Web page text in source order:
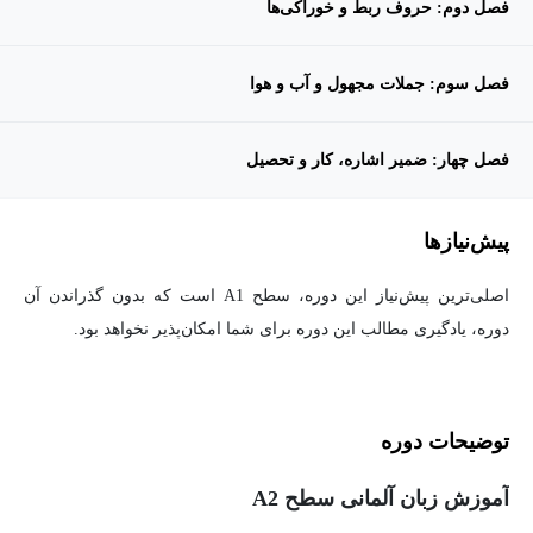
فصل دوم: حروف ربط و خوراکی‌ها
فصل سوم: جملات مجهول و آب و هوا
فصل چهار: ضمیر اشاره، کار و تحصیل
پیش‌نیاز‌ها
اصلی­‌ترین پیش‌­نیاز این دوره، سطح A1 است که بدون گذراندن آن
دوره، یادگیری مطالب این دوره برای شما امکان‌پذیر نخواهد بود.
توضیحات دوره
آموزش زبان آلمانی سطح A2